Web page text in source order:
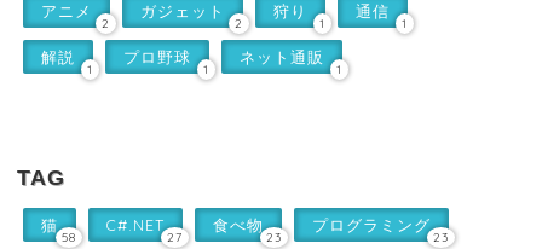
アニメ
2
ガジェット
2
狩り
1
通信
1
解説
1
プロ野球
1
ネット通販
1
TAG
猫
58
C#.NET
27
食べ物
23
プログラミング
23